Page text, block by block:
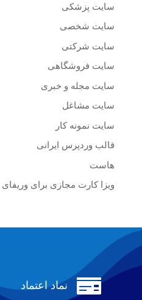
سایت پزشکی
سایت شخصی
سایت شرکتی
سایت فروشگاهی
سایت مجله و خبری
سایت مشاغل
سایت نمونه کار
قالب وردپرس ایرانی
هاست
ویزا کارت مجازی برای
 نماد اعتماد